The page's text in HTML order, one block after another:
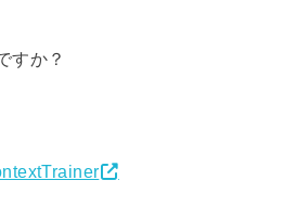
すか？